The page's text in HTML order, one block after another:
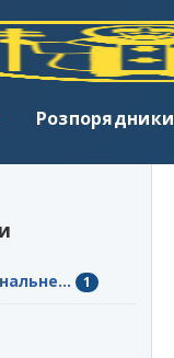
Розпорядники
1